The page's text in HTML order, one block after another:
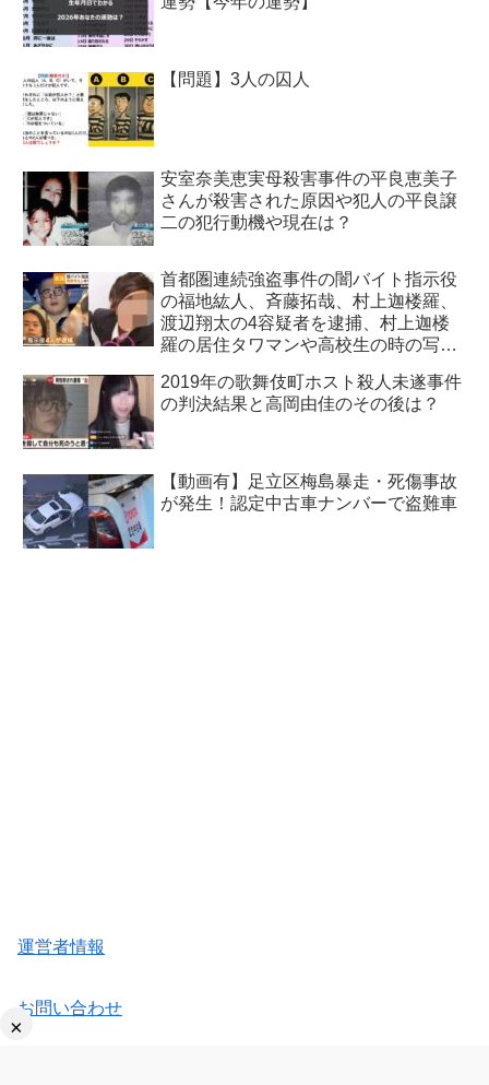
×
【問題】3人の囚人
安室奈美恵実母殺害事件の平良恵美子
さんが殺害された原因や犯人の平良譲
二の犯行動機や現在は？
首都圏連続強盗事件の闇バイト指示役
の福地紘人、斉藤拓哉、村上迦楼羅、
渡辺翔太の4容疑者を逮捕、村上迦楼
羅の居住タワマンや高校生の時の写真
2019年の歌舞伎町ホスト殺人未遂事件
の判決結果と高岡由佳のその後は？
【動画有】足立区梅島暴走・死傷事故
が発生！認定中古車ナンバーで盗難車
運営者情報
お問い合わせ